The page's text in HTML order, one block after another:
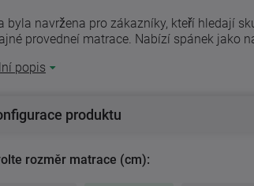
byla navržena pro zákazníky, kteří hledají
provedneí matrace. Nabízí spánek jako
popis
produktu
rozměr matrace (cm):